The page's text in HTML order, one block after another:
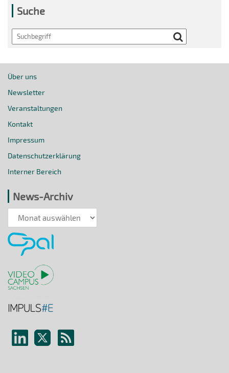
Suche
Search
Über uns
Newsletter
Veranstaltungen
Kontakt
Impressum
Datenschutzerklärung
Interner Bereich
News-Archiv
News-
Archiv